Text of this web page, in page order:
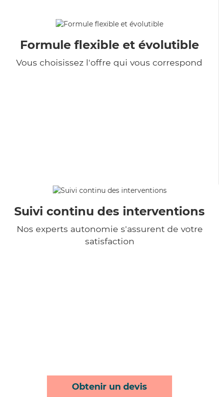
Formule flexible et évolutible
Vous choisissez l'offre qui vous correspond
Suivi continu des interventions
Nos experts autonomie s'assurent de votre
satisfaction
Obtenir un devis